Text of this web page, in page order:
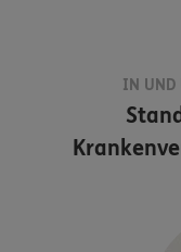
IN UND